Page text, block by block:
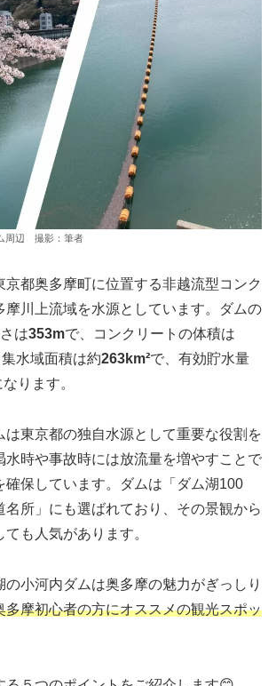
周辺 撮影：筆者
京都奥多摩町に位置する非越流型コンク
摩川上流域を水源としています。ダムの
は353mで、コンクリートの体積は
水域面積は約263km²で、有効貯水量
なります。
は東京都の独自水源として重要な役割を
水時や事故時には放流量を増やすことで
確保しています。ダムは「ダム湖100
名所」にも選ばれており、その景観から
も人気があります。
の小河内ダムは奥多摩の魅力がぎっしり
多摩初心者の方にオススメの観光スポッ